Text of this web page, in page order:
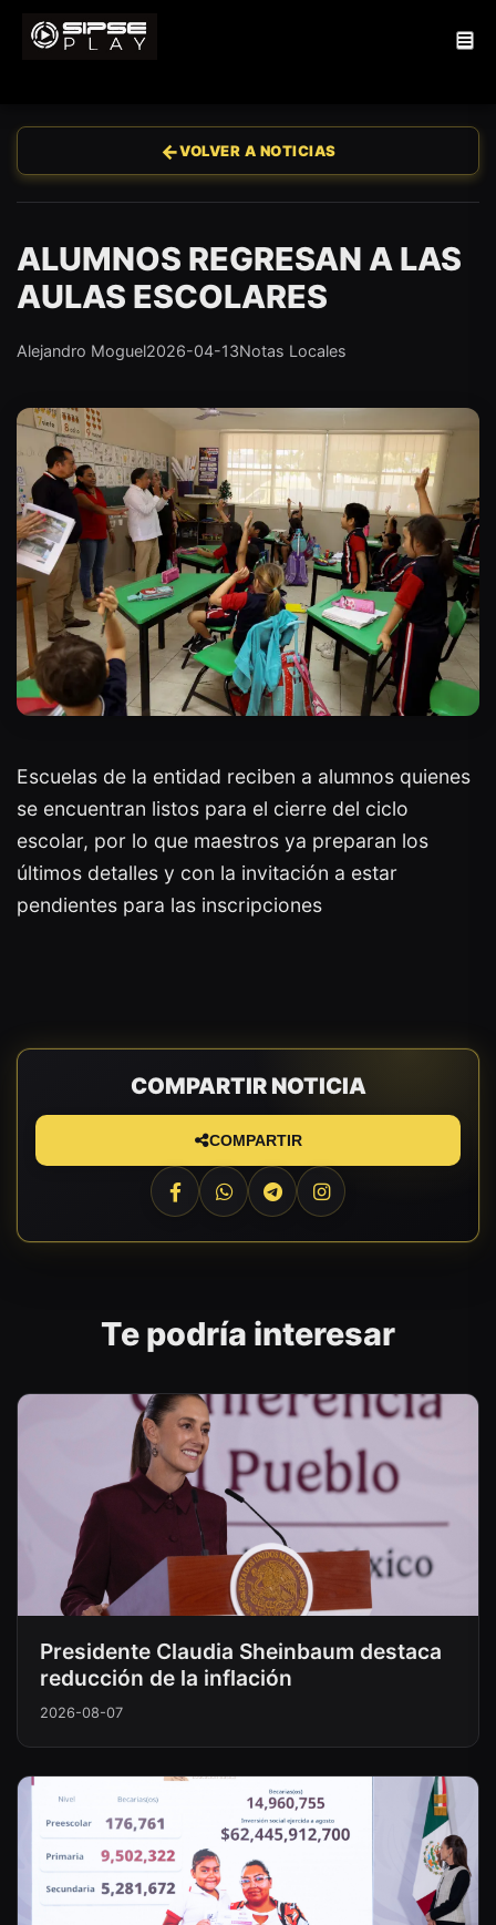
←VOLVER A NOTICIAS
ALUMNOS REGRESAN A LAS
AULAS ESCOLARES
Alejandro Moguel2026-04-13Notas Locales
Escuelas de la entidad reciben a alumnos quienes
se encuentran listos para el cierre del ciclo
escolar, por lo que maestros ya preparan los
últimos detalles y con la invitación a estar
pendientes para las inscripciones
COMPARTIR NOTICIA
COMPARTIR
Te podría interesar
Presidente Claudia Sheinbaum destaca
reducción de la inflación
2026-08-07